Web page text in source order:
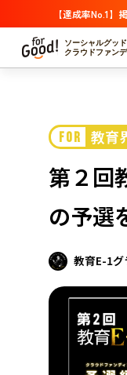
【達成率No.1
ソーシャルグッ
クラウドファン
プロジェクト
カテゴリーか
注目 新着
支援人数が多い
カテゴリーから
国際協力 医療
環境・エシカル
社会貢献
青森
FOR 教育
第２回
の予選
教育E-1